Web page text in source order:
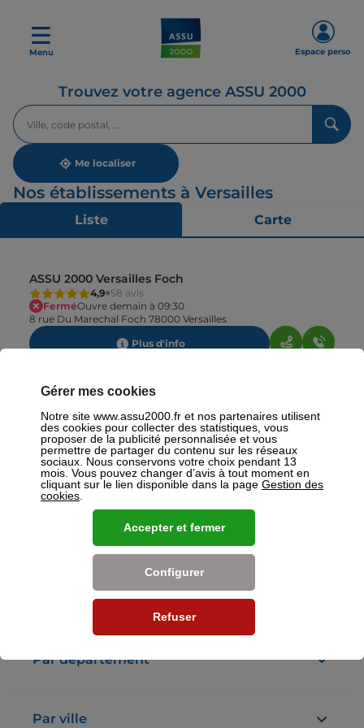
Menu Espace perso
Trouvez votre agence ASSU 2000
Veuillez
renseigner
une
adresse
Me localiser
Nos établissements à Versailles
Liste Carte
ASSU 2000 Versailles Foch
4,9 58 avis
FerméOuvre demain à 09:30
8 rue Du Marechal Foch 78000 Versailles
Plus d'info
4,9 150 avis
FerméOuvre le 31 août à 09:30
16 Rue des Chantiers 78000 Versailles
Plus d'info
Voir plus
Nos établissements
Par région
Par département
Par ville
Gérer mes cookies
Notre site www.assu2000.fr et nos partenaires utilisent
des cookies pour collecter des statistiques, vous
proposer de la publicité personnalisée et vous
permettre de partager du contenu sur les réseaux
sociaux. Nous conservons votre choix pendant 13
mois. Vous pouvez changer d’avis à tout moment en
cliquant sur le lien disponible dans la page Gestion des
cookies
Refuser
Configurer
Accepter et fermer